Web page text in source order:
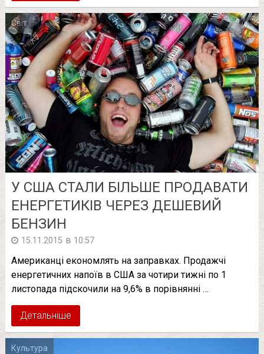
Світ
У США СТАЛИ БІЛЬШЕ ПРОДАВАТИ
ЕНЕРГЕТИКІВ ЧЕРЕЗ ДЕШЕВИЙ
БЕНЗИН
15.11.2015 в 10:57
Американці економлять на заправках. Продажчі
енергетичних напоїв в США за чотири тижні по 1
листопада підскочили на 9,6% в порівнянні …
Детальніше
Культура